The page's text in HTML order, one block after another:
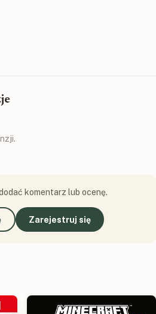
komentarz lub ocenę.
Zarejestruj się